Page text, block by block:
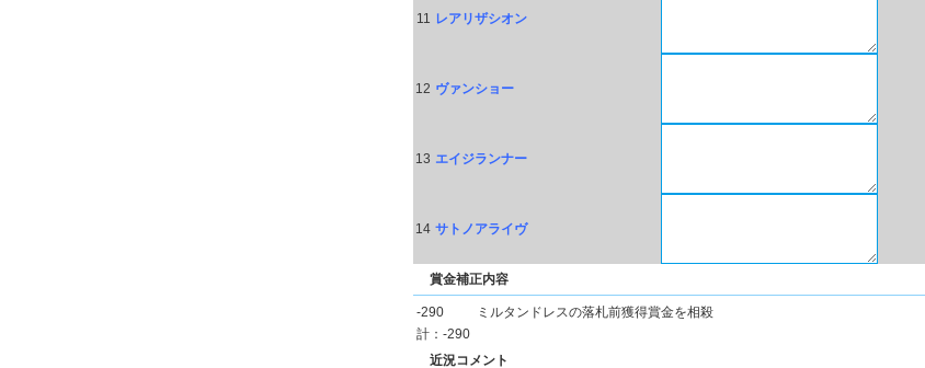
11 レアリザシオン
12 ヴァンショー
13 エイジランナー
14 サトノアライヴ
賞金補正内容
-290
ミルタンドレスの落札前獲得賞金を相殺
計：-290
近況コメント